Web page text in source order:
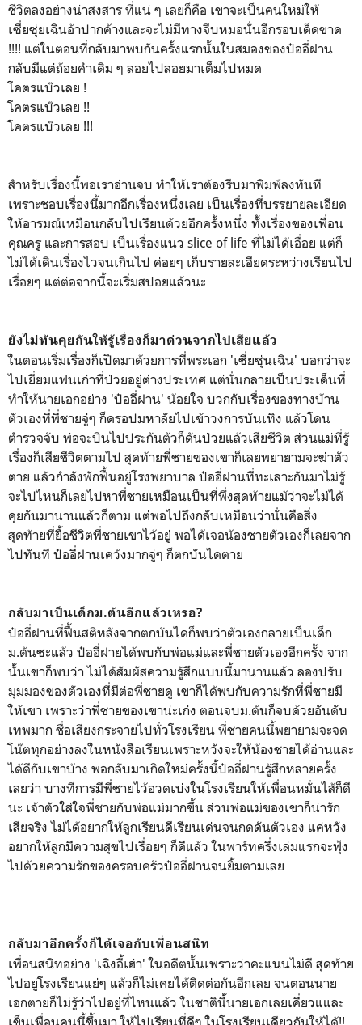
ชีวิตลงอย่างน่าสงสาร ที่แน่ ๆ เลยก็คือ เขาจะเป็นคนใหม่ให้
เซี่ยซุ่ยเฉินอ้าปากค้างและจะไม่มีทางจีบหมอนั่นอีกรอบเด็ดขาด
!!!! แต่ในตอนที่กลับมาพบกันครั้งแรกนั้นในสมองของป๋ออี่ฝาน
กลับมีแต่ถ้อยคำเดิม ๆ ลอยไปลอยมาเต็มไปหมด
โคตรแบ๊วเลย !
โคตรแบ๊วเลย !!
โคตรแบ๊วเลย !!!
สำหรับเรื่องนี้พอเราอ่านจบ ทำให้เราต้องรีบมาพิมพ์ลงทันที
เพราะชอบเรื่องนี้มากอีกเรื่องหนึ่งเลย เป็นเรื่องที่บรรยายละเอียด
ให้อารมณ์เหมือนกลับไปเรียนด้วยอีกครั้งหนึ่ง ทั้งเรื่องของเพื่อน
คุณครู และการสอบ เป็นเรื่องแนว slice of life ที่ไม่ได้เอื่อย แต่ก็
ไม่ได้เดินเรื่องไวจนเกินไป ค่อยๆ เก็บรายละเอียดระหว่างเรียนไป
เรื่อยๆ แต่ต่อจากนี้จะเริ่มสปอยแล้วนะ
ยังไม่ทันคุยกันให้รู้เรื่องก็มาด่วนจากไปเสียแล้ว
ในตอนเริ่มเรื่องก็เปิดมาด้วยการที่พระเอก 'เซี่ยซุ่นเฉิน' บอกว่าจะ
ไปเยี่ยมแฟนเก่าที่ป่วยอยู่ต่างประเทศ แต่นั่นกลายเป็นประเด็นที่
ทำให้นายเอกอย่าง 'ป๋ออี่ฝาน' น้อยใจ บวกกับเรื่องของทางบ้าน
ตัวเองที่พี่ชายจู่ๆ ก็ดรอปมหาลัยไปเข้าวงการบันเทิง แล้วโดน
ตำรวจจับ พ่อจะบินไปประกันตัวก็ดันป่วยแล้วเสียชีวิต ส่วนแม่ที่รู้
เรื่องก็เสียชีวิตตามไป สุดท้ายพี่ชายของเขาก็เลยพยายามจะฆ่าตัว
ตาย แล้วกำลังพักฟื้นอยู่โรงพยาบาล ป๋ออี่ฝานที่ทะเลาะกันมาไม่รู้
จะไปไหนก็เลยไปหาพี่ชายเหมือนเป็นที่พึ่งสุดท้ายแม้ว่าจะไม่ได้
คุยกันมานานแล้วก็ตาม แต่พอไปถึงกลับเหมือนว่านั่นคือสิ่ง
สุดท้ายที่ยื้อชีวิตพี่ชายเขาไว้อยู่ พอได้เจอน้องชายตัวเองก็เลยจาก
ไปทันที ป๋ออี่ฝานเคว้งมากจู่ๆ ก็ตกบันไดตาย
กลับมาเป็นเด็กม.ต้นอีกแล้วเหรอ?
ป๋ออี่ฝานที่ฟื้นสติหลังจากตกบันไดก็พบว่าตัวเองกลายเป็นเด็ก
ม.ต้นซะแล้ว ป๋ออี่ฝายได้พบกับพ่อแม่และพี่ชายตัวเองอีกครั้ง จาก
นั้นเขาก็พบว่า ไม่ได้สัมผัสความรู้สึกแบบนี้มานานแล้ว ลองปรับ
มุมมองของตัวเองที่มีต่อพี่ชายดู เขาก็ได้พบกับความรักที่พี่ชายมี
ให้เขา เพราะว่าพี่ชายของเขาน่ะเก่ง ตอนจบม.ต้นก็จบด้วยอันดับ
เทพมาก ชื่อเสียงกระจายไปทั่วโรงเรียน พี่ชายคนนี้พยายามจะจด
โน๊ตทุกอย่างลงในหนังสือเรียนเพราะหวังจะให้น้องชายได้อ่านและ
ได้ดีกับเขาบ้าง พอกลับมาเกิดใหม่ครั้งนี้ป๋ออี่ฝานรู้สึกหลายครั้ง
เลยว่า บางทีการมีพี่ชายไว้อวดเบ่งในโรงเรียนให้เพื่อนหมั่นไส้ก็ดี
นะ เจ้าตัวใส่ใจพี่ชายกับพ่อแม่มากขึ้น ส่วนพ่อแม่ของเขาก็น่ารัก
เสียจริง ไม่ได้อยากให้ลูกเรียนดีเรียนเด่นจนกดดันตัวเอง แค่หวัง
อยากให้ลูกมีความสุขไปเรื่อยๆ ก็ดีแล้ว ในพาร์ทครึ่งเล่มแรกจะฟุ้ง
ไปด้วยความรักของครอบครัวป๋ออี่ฝานจนยิ้มตามเลย
กลับมาอีกครั้งก็ได้เจอกับเพื่อนสนิท
เพื่อนสนิทอย่าง 'เฉิงอี้เฮ่า' ในอดีตนั้นเพราะว่าคะแนนไม่ดี สุดท้าย
ไปอยู่โรงเรียนแย่ๆ แล้วก็ไม่เคยได้ติดต่อกันอีกเลย จนตอนนาย
เอกตายก็ไม่รู้ว่าไปอยู่ที่ไหนแล้ว ในชาตินี้นายเอกเลยเคี่ยวแและ
เข็นเพื่อนคนนี้ขึ้นมา ให้ไปเรียนที่ดีๆ ในโรงเรียนเดียวกันให้ได้!!